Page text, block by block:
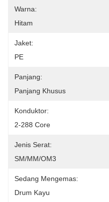
Warna:
Hitam
Jaket:
PE
Panjang:
Panjang Khusus
Konduktor:
2-288 Core
Jenis Serat:
SM/MM/OM3
Sedang Mengemas:
Drum Kayu